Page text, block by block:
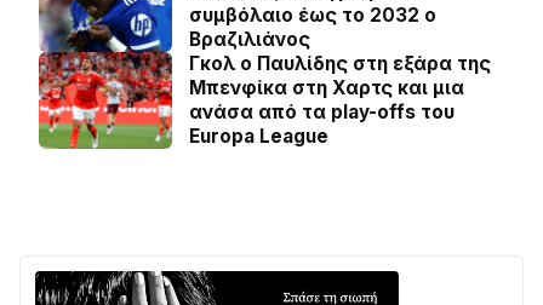
συμβόλαιο έως το 2032 ο
Βραζιλιάνος
Γκολ ο Παυλίδης στη εξάρα της
Μπενφίκα στη Χαρτς και μια
ανάσα από τα play-offs του
Europa League